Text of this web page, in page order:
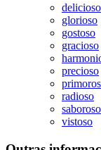
delicioso
glorioso
gostoso
gracioso
precioso
radioso
saboroso
vistoso